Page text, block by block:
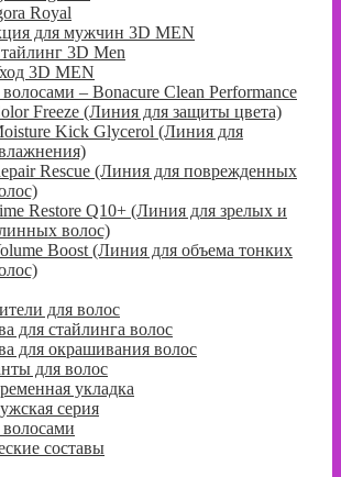
Royal
для мужчин 3D MEN
3D Men
3D MEN
волосами – Bonacure Clean Performance
Freeze (Линия для защиты цвета)
Kick Glycerol (Линия для
Rescue (Линия для поврежденных
Restore Q10+ (Линия для зрелых и
волос)
Boost (Линия для объема тонких
для волос
для стайлинга волос
для окрашивания волос
для волос
укладка
серия
волосами
составы